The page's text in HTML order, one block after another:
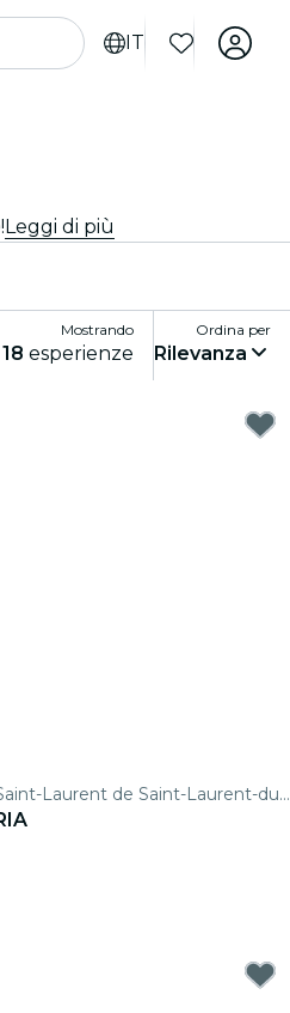
IT
Leggi di più
Mostrando
18 esperienze
Ordina per
Rilevanza
Église Saint-Laurent de Saint-Laurent-du-Var